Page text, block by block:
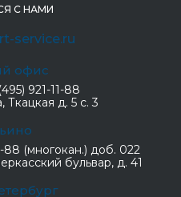
С НАМИ
service.ru
офис
921-11-88
Ткацкая д. 5 с. 3
88 (многокан.) доб. 022
бульвар, д. 41